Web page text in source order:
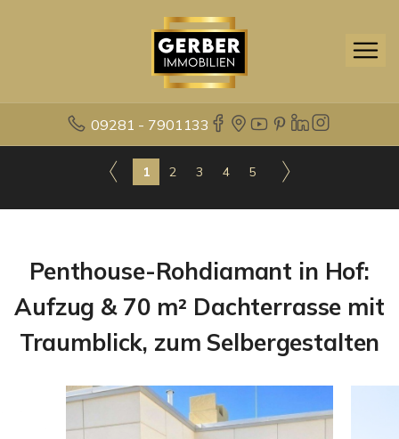
09281 - 7901133
1 2 3 4 5
Penthouse-Rohdiamant in Hof:
Aufzug & 70 m² Dachterrasse mit
Traumblick, zum Selbergestalten